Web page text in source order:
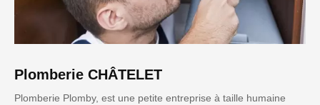
Plomberie CHÂTELET
Plomberie Plomby, est une petite entreprise à taille humaine